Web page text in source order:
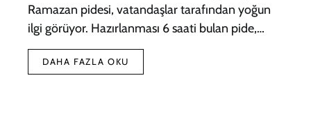
Ramazan pidesi, vatandaşlar tarafından yoğun
ilgi görüyor. Hazırlanması 6 saati bulan pide,…
DAHA FAZLA OKU